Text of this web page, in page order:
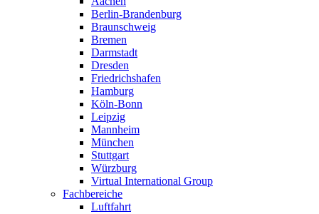
Berlin-Brandenburg
Braunschweig
Bremen
Darmstadt
Dresden
Friedrichshafen
Hamburg
Köln-Bonn
Leipzig
Mannheim
München
Stuttgart
Würzburg
Virtual International Group
Fachbereiche
Luftfahrt